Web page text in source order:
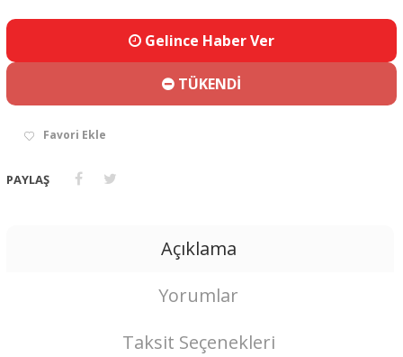
Gelince Haber Ver
TÜKENDİ
Favori Ekle
PAYLAŞ
Açıklama
Yorumlar
Taksit Seçenekleri